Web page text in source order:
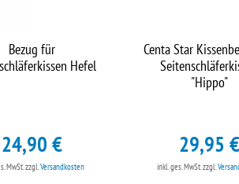
Bezug für
Hefel
24,90 €
MwSt.zzgl.Versandkosten
Centa Star
"Hippo"
29,95 €
inkl. ges. MwSt.zzgl.